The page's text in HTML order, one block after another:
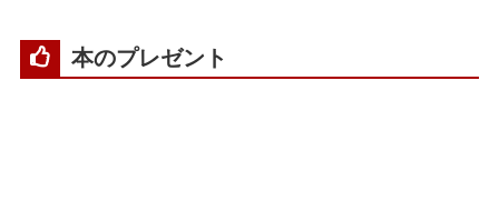
本のプレゼント